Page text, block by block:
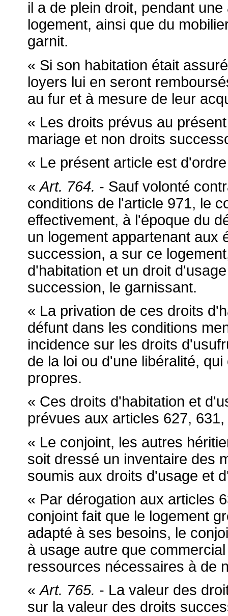
il a de plein droit, pendant
logement, ainsi que du
garnit.
« Si son habitation était
loyers lui en seront
au fur et à mesure de leur
« Les droits prévus au
mariage et non droits
« Le présent article est
«Art. 764. - Sauf volonté
conditions de l'article 971, le
effectivement, à l'époque du
un logement appartenant aux
succession, a sur ce
d'habitation et un droit
succession, le garnissant.
« La privation de ces droits
défunt dans les conditions
incidence sur les droits
de la loi ou d'une libéralité,
propres.
« Ces droits d'habitation et
prévues aux articles 627,
« Le conjoint, les autres
soit dressé un inventaire des
soumis aux droits d'usage et
« Par dérogation aux articles
conjoint fait que le logement
adapté à ses besoins, le
à usage autre que
ressources nécessaires à de
«Art. 765. - La valeur des
sur la valeur des droits